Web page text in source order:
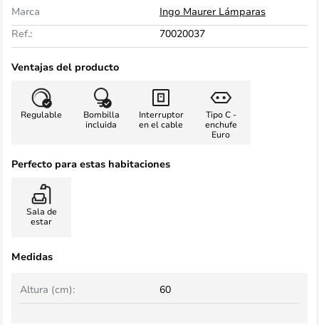
Marca
Ingo Maurer Lámparas
Ref.:
70020037
Ventajas del producto
Regulable
Bombilla
incluida
Interruptor
en el cable
Tipo C -
enchufe
Euro
Perfecto para estas habitaciones
Sala de
estar
Medidas
Altura (cm): 60